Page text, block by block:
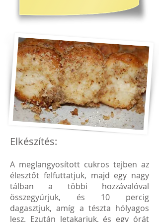
Elkészítés:
A meglangyosított cukros tejben az
élesztőt felfuttatjuk, majd egy nagy
tálban a többi hozzávalóval
összegyúrjuk, és 10 percig
dagasztjuk, amíg a tészta hólyagos
lesz. Ezután letakarjuk, és egy órát